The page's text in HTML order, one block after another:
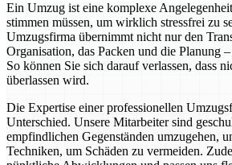
Ein Umzug ist eine komplexe
stimmen müssen, um wirklich stressfrei zu
Umzugsfirma übernimmt nicht nur den
Organisation, das Packen und die Planung
So können Sie sich darauf verlassen, dass
überlassen wird.
Die Expertise einer professionellen
Unterschied. Unsere Mitarbeiter sind
empfindlichen Gegenständen umzugehen,
Techniken, um Schäden zu vermeiden.